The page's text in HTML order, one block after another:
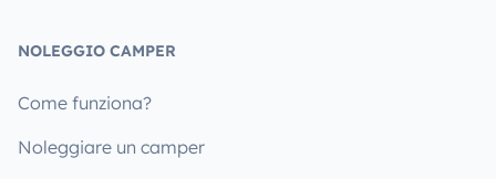
NOLEGGIO CAMPER
Come funziona?
Noleggiare un camper